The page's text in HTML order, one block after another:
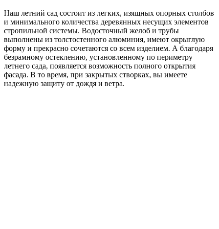
Наш летний сад состоит из легких, изящных опорных столбов
и минимального количества деревянных несущих элементов
стропильной системы. Водосточный желоб и трубы
выполнены из толстостенного алюминия, имеют окрыглую
форму и прекрасно сочетаются со всем изделием. А благодаря
безрамному остеклению, установленному по периметру
летнего сада, появляется возможность полного открытия
фасада. В то время, при закрытых створках, вы имеете
надежную защиту от дождя и ветра.